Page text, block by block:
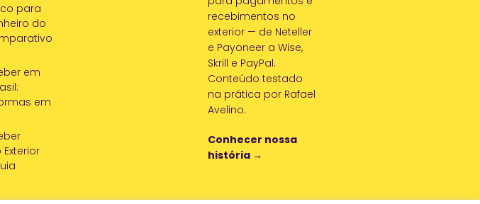
para
do
em
em
recebimentos no
exterior — de Neteller
e Payoneer a Wise,
Skrill e PayPal.
Conteúdo testado
na prática por Rafael
Avelino.
Conhecer nossa
história →